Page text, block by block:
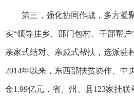
第三，强化协同作战，多方凝
实“领导挂乡、部门包村、干部帮户
亲家式结对、亲戚式帮扶，选派驻
2014年以来，东西部扶贫协作、中
金1.99亿元，省、州、县123家挂联